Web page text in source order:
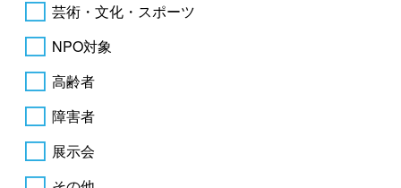
芸術・文化・スポーツ
NPO対象
高齢者
障害者
展示会